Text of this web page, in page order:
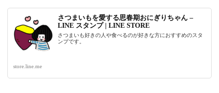
さつまいもを愛する思春期おにぎりちゃん –
LINE スタンプ | LINE STORE
さつまいも好きの人や食べるのが好きな方におすすめのスタ
ンプです。
store.line.me